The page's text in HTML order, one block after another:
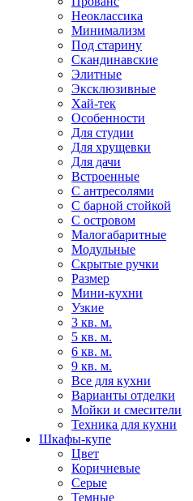
Неоклассика
Минимализм
Под старину
Скандинавские
Элитные
Эксклюзивные
Хай-тек
Особенности
Для студии
Для хрущевки
Для дачи
Встроенные
С антресолями
С барной стойкой
С островом
Малогабаритные
Модульные
Скрытые ручки
Размер
Мини-кухни
Узкие
3 кв. м.
5 кв. м.
6 кв. м.
9 кв. м.
Все для кухни
Варианты отделки
Мойки и смесители
Техника для кухни
Шкафы-купе
Цвет
Коричневые
Серые
Темные